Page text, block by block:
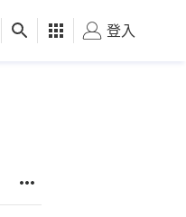
健康 好食玩飛
登入